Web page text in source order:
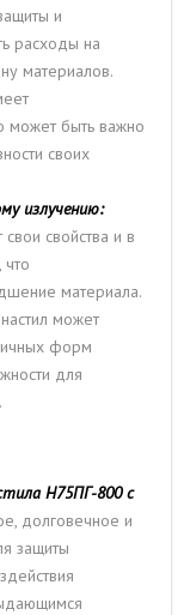
и
расходы на
материалов.
может быть важно
своих
излучению:
свойства и в
материала.
может
форм
для
Н75ПГ-800 с
долговечное и
защиты